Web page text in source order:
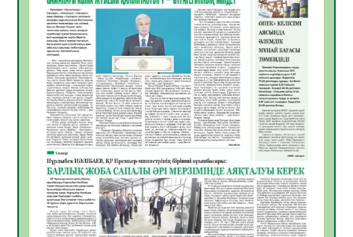
Көкжөтел ауруы туралы
06.08.2026
52
АПВ вакцинасы туралы мәлімет
06.08.2026
51
Open Air: Қызылорда облысы полиция
департаменті 20 мыңнан астам
көрерменнің қауіпсіздігін қамтамасыз етті
06.08.2026
63
ҚЫЗЫЛОРДАДА «САНАЛЫ ҰРПАҚ –
ЖАРҚЫН БОЛАШАҚ» АТТЫ КЕҢЕЙТІЛГЕН